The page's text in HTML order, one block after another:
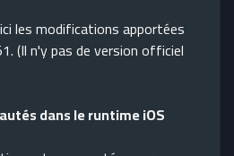
les modifications apportées
(Il n'y pas de version officiel
dans le runtime iOS